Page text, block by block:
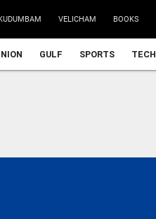
VELICHAM BOOKS
GULF SPORTS TECH